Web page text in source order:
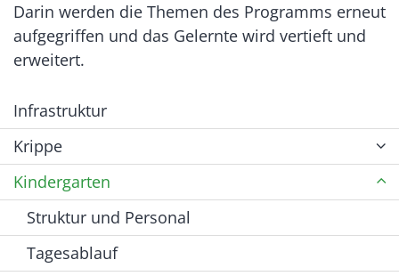
Darin werden die Themen des Programms erneut
aufgegriffen und das Gelernte wird vertieft und
erweitert.
Infrastruktur
Krippe
Kindergarten
Struktur und Personal
Tagesablauf